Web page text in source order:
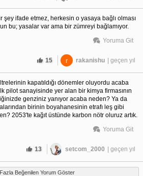
şey ifade etmez, herkesin o yasaya bağlı olması
bu; yasalar var ama bir zümreyi bağlamıyor.
Yoruma Git
15 r rakanishu | geçen yıl
kapatıldığı dönemler oluyordu acaba
pilot sanayisinde yer alan bir kimya firmasının
genziniz yanıyor acaba neden? Ya da
birinin boyahanesinin etrafı leş gibi
2053'te kağıt üstünde karbon nötr oluruz artık.
Yoruma Git
13 setcom_2000 | geçen yıl
Beğenilen Yorum Göster